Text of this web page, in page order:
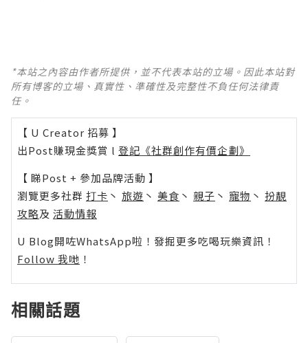
*本站之內容由作者所提供，並不代表本站的立場。因此本站對
所有博客的立場、真實性、準確性及完整性不負任何法律責
任。
【 U Creator 招募 】
出Post賺現金獎賞 l 登記《社群創作有價企劃》
【 睇Post + 參加品牌活動 】
瀏覽更多社群 打卡 丶 旅遊 丶 美食 丶 親子 丶 寵物 丶 扮靚
攻略及 活動情報
U Blog開咗WhatsApp啦！發掘更多吃喝玩樂資訊！
Follow 我哋 ！
相關話題